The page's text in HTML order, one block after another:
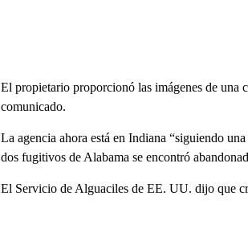
El propietario proporcionó las imágenes de
comunicado.
La agencia ahora está en Indiana “siguiendo
dos fugitivos de Alabama se encontró
El Servicio de Alguaciles de EE. UU. dijo que